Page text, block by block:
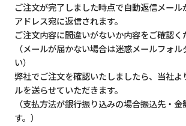
ご注文が完了しました時点で自動返信メー
アドレス宛に返信されます。
ご注文内容に間違いがないか内容をご確認く
（メールが届かない場合は迷惑メールフォ
い）
弊社でご注文を確認いたしましたら、当社よ
ルを送らせていただきます。
（支払方法が銀行振り込みの場合振込先・
す。）